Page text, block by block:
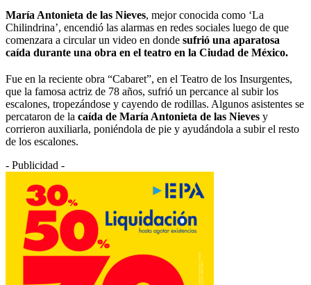
María Antonieta de las Nieves, mejor conocida como ‘La
Chilindrina’, encendió las alarmas en redes sociales luego de que
comenzara a circular un video en donde sufrió una aparatosa
caída durante una obra en el teatro en la Ciudad de México.
Fue en la reciente obra “Cabaret”, en el Teatro de los Insurgentes,
que la famosa actriz de 78 años, sufrió un percance al subir los
escalones, tropezándose y cayendo de rodillas. Algunos asistentes se
percataron de la caída de María Antonieta de las Nieves y
corrieron auxiliarla, poniéndola de pie y ayudándola a subir el resto
de los escalones.
- Publicidad -